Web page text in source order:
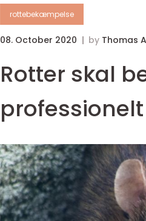
rottebekæmpelse
08. October 2020 by Thomas
Rotter skal
professionelt